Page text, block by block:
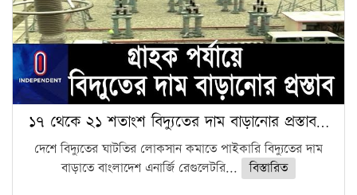
১৭ থেকে ২১ শতাংশ বিদ্যুতের দাম বাড়ানোর প্রস্তাব…
দেশে বিদ্যুতের ঘাটতির লোকসান কমাতে পাইকারি বিদ্যুতের দাম
বাড়াতে বাংলাদেশ এনার্জি রেগুলেটরি...
বিস্তারিত